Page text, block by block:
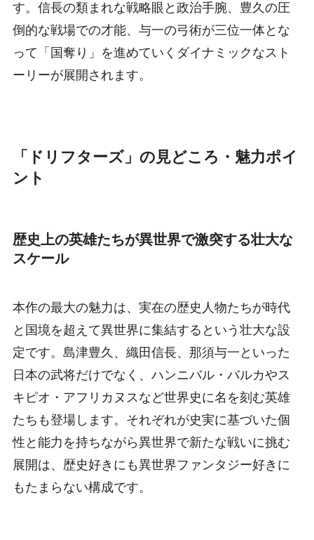
す。信長の類まれな戦略眼と政治手腕、豊久の圧
倒的な戦場での才能、与一の弓術が三位一体とな
って「国奪り」を進めていくダイナミックなスト
ーリーが展開されます。
「ドリフターズ」の見どころ・魅力ポイ
ント
歴史上の英雄たちが異世界で激突する壮大な
スケール
本作の最大の魅力は、実在の歴史人物たちが時代
と国境を超えて異世界に集結するという壮大な設
定です。島津豊久、織田信長、那須与一といった
日本の武将だけでなく、ハンニバル・バルカやス
キピオ・アフリカヌスなど世界史に名を刻む英雄
たちも登場します。それぞれが史実に基づいた個
性と能力を持ちながら異世界で新たな戦いに挑む
展開は、歴史好きにも異世界ファンタジー好きに
もたまらない構成です。